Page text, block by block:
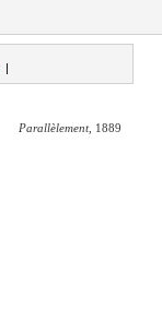
Parallèlement, 1889